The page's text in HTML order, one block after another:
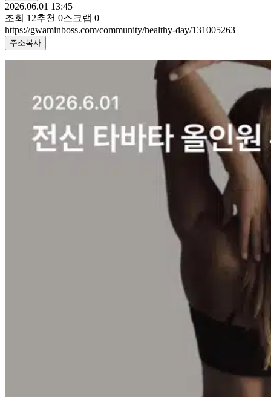
2026.06.01 13:45
조회 12추천 0스크랩 0
https://gwaminboss.com/community/healthy-day/131005263
주소복사